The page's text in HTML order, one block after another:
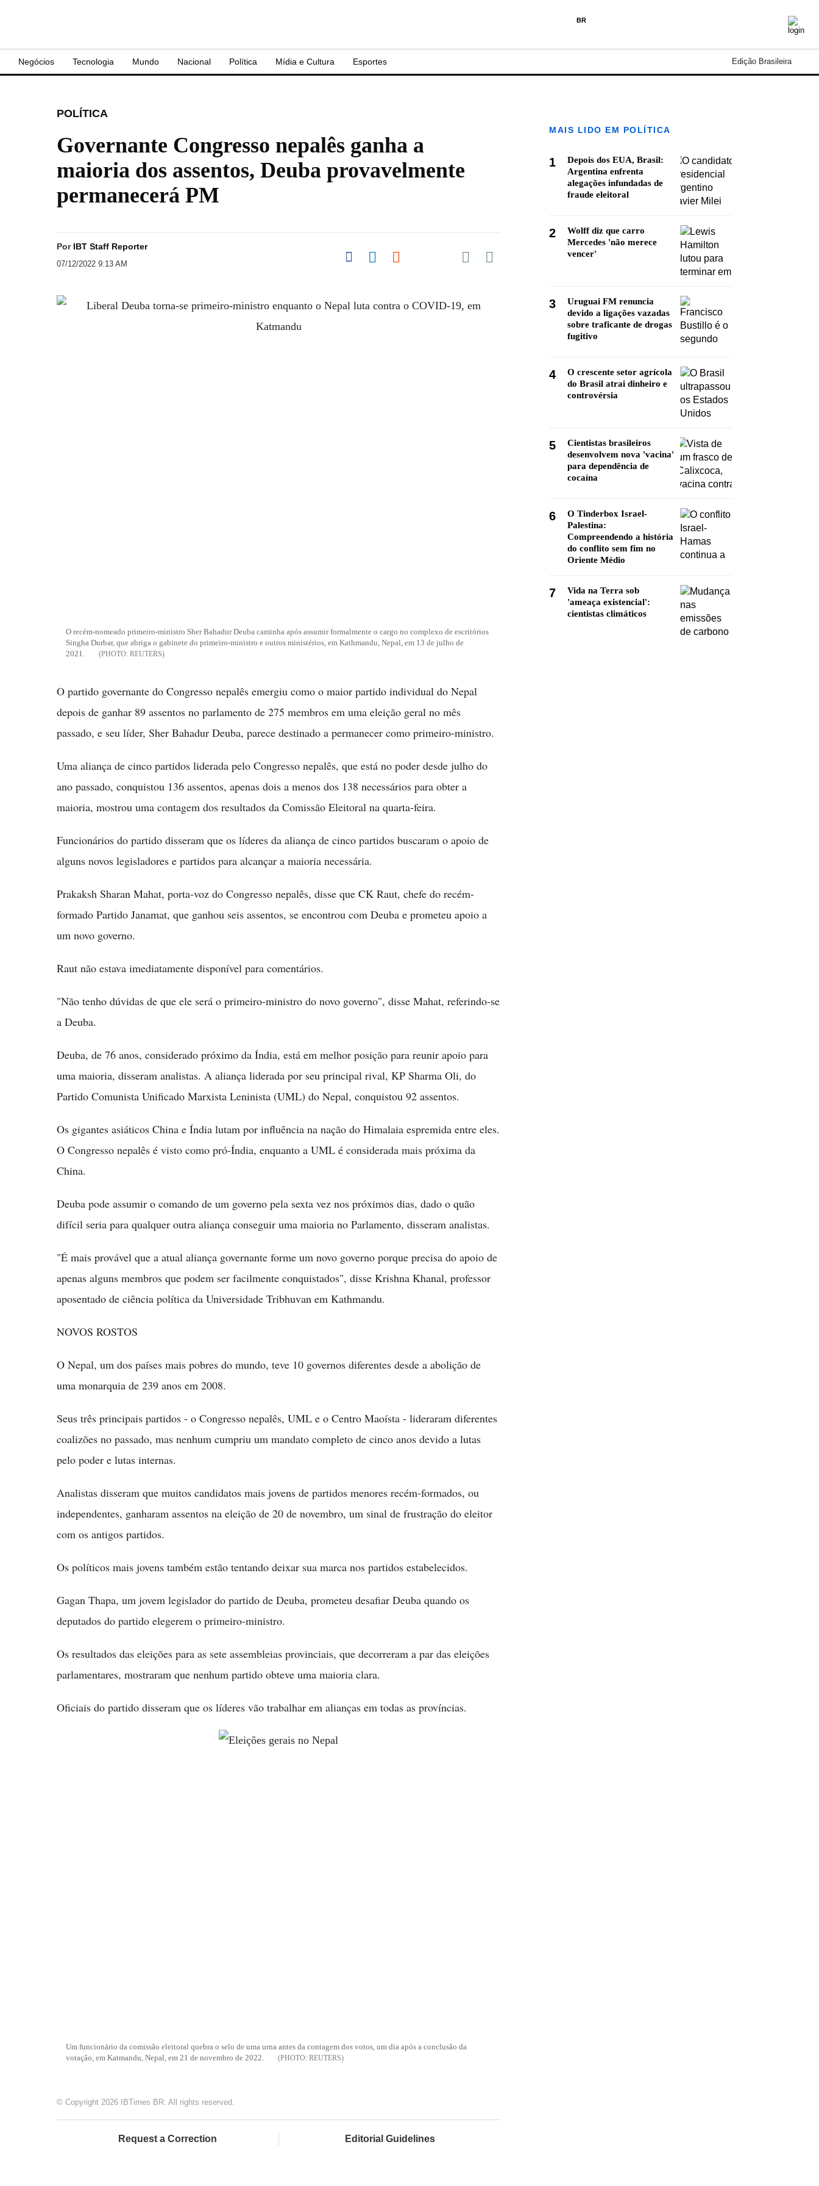
BR
Negócios Tecnologia Mundo Nacional Política Mídia e Cultura Esportes Edição Brasileira
POLÍTICA
Governante Congresso nepalês ganha a
maioria dos assentos, Deuba provavelmente
permanecerá PM
Por IBT Staff Reporter
07/12/2022 9:13 AM Share on Facebook
Share on LinkedIn
Share on Reddit
Share on
Share on Pocket
O recém-nomeado primeiro-ministro Sher Bahadur Deuba caminha após assumir formalmente o cargo no complexo de escritórios
Singha Durbar, que abriga o gabinete do primeiro-ministro e outros ministérios, em Kathmandu, Nepal, em 13 de julho de
2021.
REUTERS
O partido governante do Congresso nepalês emergiu como o maior partido individual do Nepal
depois de ganhar 89 assentos no parlamento de 275 membros em uma eleição geral no mês
passado, e seu líder, Sher Bahadur Deuba, parece destinado a permanecer como primeiro-ministro.
Uma aliança de cinco partidos liderada pelo Congresso nepalês, que está no poder desde julho do
ano passado, conquistou 136 assentos, apenas dois a menos dos 138 necessários para obter a
maioria, mostrou uma contagem dos resultados da Comissão Eleitoral na quarta-feira.
Funcionários do partido disseram que os líderes da aliança de cinco partidos buscaram o apoio de
alguns novos legisladores e partidos para alcançar a maioria necessária.
Prakaksh Sharan Mahat, porta-voz do Congresso nepalês, disse que CK Raut, chefe do recém-
formado Partido Janamat, que ganhou seis assentos, se encontrou com Deuba e prometeu apoio a
um novo governo.
Raut não estava imediatamente disponível para comentários.
"Não tenho dúvidas de que ele será o primeiro-ministro do novo governo", disse Mahat, referindo-se
a Deuba.
Deuba, de 76 anos, considerado próximo da Índia, está em melhor posição para reunir apoio para
uma maioria, disseram analistas. A aliança liderada por seu principal rival, KP Sharma Oli, do
Partido Comunista Unificado Marxista Leninista (UML) do Nepal, conquistou 92 assentos.
Os gigantes asiáticos China e Índia lutam por influência na nação do Himalaia espremida entre eles.
O Congresso nepalês é visto como pró-Índia, enquanto a UML é considerada mais próxima da
China.
Deuba pode assumir o comando de um governo pela sexta vez nos próximos dias, dado o quão
difícil seria para qualquer outra aliança conseguir uma maioria no Parlamento, disseram analistas.
"É mais provável que a atual aliança governante forme um novo governo porque precisa do apoio de
apenas alguns membros que podem ser facilmente conquistados", disse Krishna Khanal, professor
aposentado de ciência política da Universidade Tribhuvan em Kathmandu.
NOVOS ROSTOS
O Nepal, um dos países mais pobres do mundo, teve 10 governos diferentes desde a abolição de
uma monarquia de 239 anos em 2008.
Seus três principais partidos - o Congresso nepalês, UML e o Centro Maoísta - lideraram diferentes
coalizões no passado, mas nenhum cumpriu um mandato completo de cinco anos devido a lutas
pelo poder e lutas internas.
Analistas disseram que muitos candidatos mais jovens de partidos menores recém-formados, ou
independentes, ganharam assentos na eleição de 20 de novembro, um sinal de frustração do eleitor
com os antigos partidos.
Os políticos mais jovens também estão tentando deixar sua marca nos partidos estabelecidos.
Gagan Thapa, um jovem legislador do partido de Deuba, prometeu desafiar Deuba quando os
deputados do partido elegerem o primeiro-ministro.
Os resultados das eleições para as sete assembleias provinciais, que decorreram a par das eleições
parlamentares, mostraram que nenhum partido obteve uma maioria clara.
Oficiais do partido disseram que os líderes vão trabalhar em alianças em todas as províncias.
Um funcionário da comissão eleitoral quebra o selo de uma urna antes da contagem dos votos, um dia após a conclusão da
votação, em Katmandu, Nepal, em 21 de novembro de 2022.
REUTERS
© Copyright 2026 IBTimes BR. All rights reserved.
Request a Correction Editorial Guidelines
MAIS LIDO EM POLÍTICA
1
Depois dos EUA, Brasil:
Argentina enfrenta
alegações infundadas de
fraude eleitoral
2
Wolff diz que carro
Mercedes 'não merece
vencer'
3
Uruguai FM renuncia
devido a ligações vazadas
sobre traficante de drogas
fugitivo
4
O crescente setor agrícola
do Brasil atrai dinheiro e
controvérsia
5
Cientistas brasileiros
desenvolvem nova 'vacina'
para dependência de
cocaína
6
O Tinderbox Israel-
Palestina:
Compreendendo a história
do conflito sem fim no
Oriente Médio
7
Vida na Terra sob
'ameaça existencial':
cientistas climáticos